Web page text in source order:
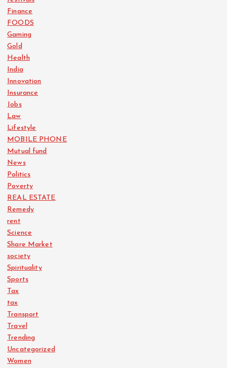
Finance
FOODS
Gaming
Gold
Health
India
Innovation
Insurance
Jobs
Law
Lifestyle
MOBILE PHONE
Mutual fund
News
Politics
Poverty
REAL ESTATE
Remedy
rent
Science
Share Market
society
Spirituality
Sports
Tax
tax
Transport
Travel
Trending
Uncategorized
Women